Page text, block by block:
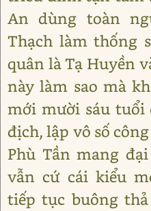
An dùng toàn
Thạch làm thống
quân là Tạ Huyền
này làm sao mà
mới mười sáu tuổi
địch, lập vô số
Phù Tần mang
vẫn cứ cái kiểu
tiếp tục buông